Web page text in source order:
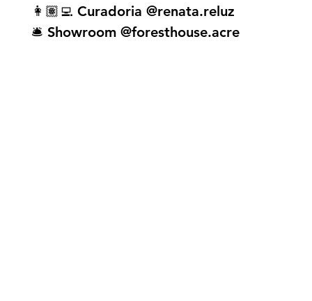
👩🏽‍💻 Curadoria @renata.reluz
🛎️ Showroom @foresthouse.acre